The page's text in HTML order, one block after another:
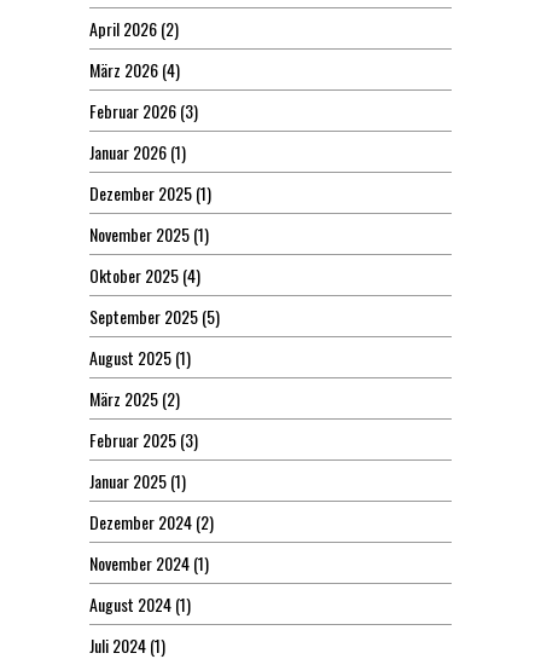
April 2026(2)
März 2026(4)
Februar 2026(3)
Januar 2026(1)
Dezember 2025(1)
November 2025(1)
Oktober 2025(4)
September 2025(5)
August 2025(1)
März 2025(2)
Februar 2025(3)
Januar 2025(1)
Dezember 2024(2)
November 2024(1)
August 2024(1)
Juli 2024(1)